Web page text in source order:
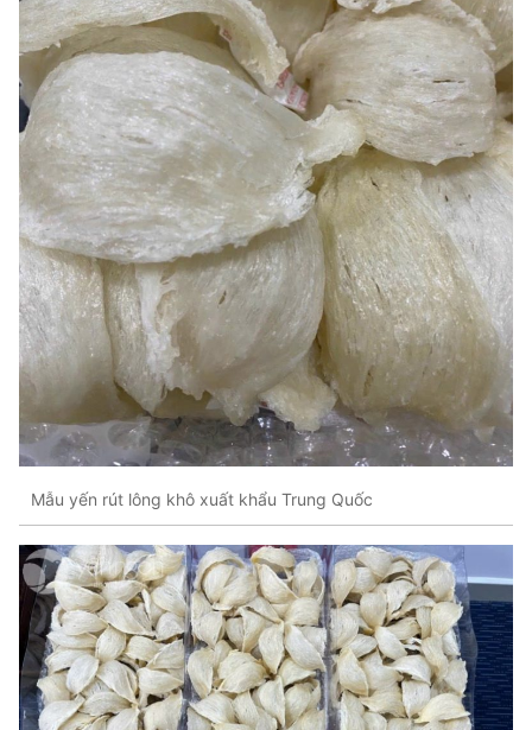
Mẫu yến rút lông khô xuất khẩu Trung Quốc